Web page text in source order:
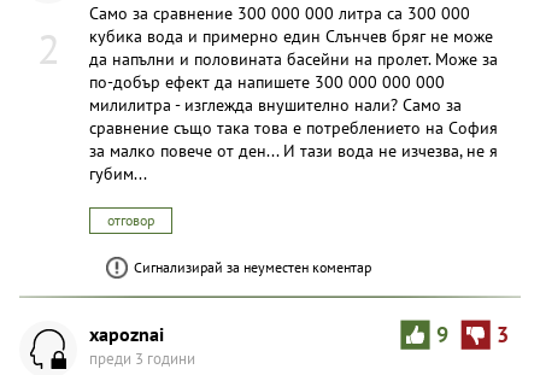
2
Само за сравнение 300 000 000 литра са 300 000
кубика вода и примерно един Слънчев бряг не може
да напълни и половината басейни на пролет. Може за
по-добър ефект да напишете 300 000 000 000
милилитра - изглежда внушително нали? Само за
сравнение също така това е потреблението на София
за малко повече от ден... И тази вода не изчезва, не я
губим...
отговор
Сигнализирай за неуместен коментар
9 3
xapoznai
преди 3 години